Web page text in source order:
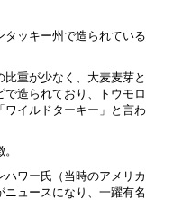
ッキー州で造られている
重が少なく、大麦麦芽と
造られており、トウモロ
ワイルドターキー」と言わ
ハワー氏（当時のアメリカ
ュースになり、一躍有名